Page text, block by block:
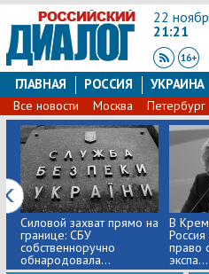
22
21:21
ГЛАВНАЯ РОССИЯ УКРАИНА
Все новости Москва Петербург
Силовой захват прямо на
границе: СБУ
собственноручно
обнародовала...
В
право
экспа...